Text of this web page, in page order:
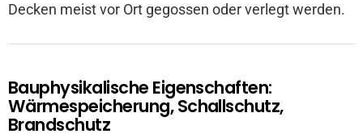
Decken meist vor Ort gegossen oder verlegt werden.
Bauphysikalische Eigenschaften:
Wärmespeicherung, Schallschutz,
Brandschutz